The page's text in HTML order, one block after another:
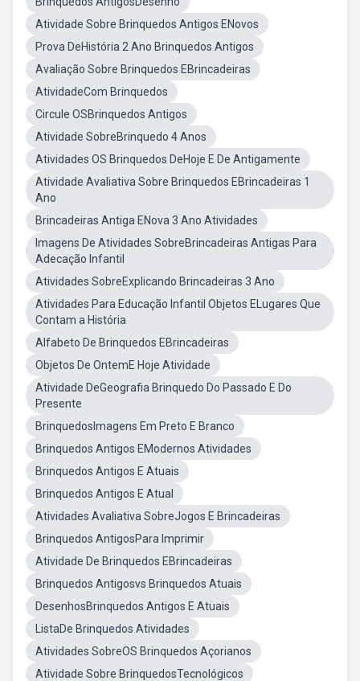
Atividade Sobre Brinquedos Antigos ENovos
Prova DeHistória 2 Ano Brinquedos Antigos
Avaliação Sobre Brinquedos EBrincadeiras
AtividadeCom Brinquedos
Circule OSBrinquedos Antigos
Atividade SobreBrinquedo 4 Anos
Atividades OS Brinquedos DeHoje E De Antigamente
Atividade Avaliativa Sobre Brinquedos EBrincadeiras 1
Ano
Brincadeiras Antiga ENova 3 Ano Atividades
Imagens De Atividades SobreBrincadeiras Antigas Para
Adecação Infantil
Atividades SobreExplicando Brincadeiras 3 Ano
Atividades Para Educação Infantil Objetos ELugares Que
Contam a História
Alfabeto De Brinquedos EBrincadeiras
Objetos De OntemE Hoje Atividade
Atividade DeGeografia Brinquedo Do Passado E Do
Presente
BrinquedosImagens Em Preto E Branco
Brinquedos Antigos EModernos Atividades
Brinquedos Antigos E Atuais
Brinquedos Antigos E Atual
Atividades Avaliativa SobreJogos E Brincadeiras
Brinquedos AntigosPara Imprimir
Atividade De Brinquedos EBrincadeiras
Brinquedos Antigosvs Brinquedos Atuais
DesenhosBrinquedos Antigos E Atuais
ListaDe Brinquedos Atividades
Atividades SobreOS Brinquedos Açorianos
Atividade Sobre BrinquedosTecnológicos